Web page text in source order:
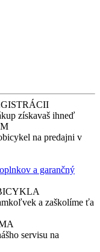
získavaš ihneď
na predajni v
a garančný
a zaškolíme ťa
servisu na